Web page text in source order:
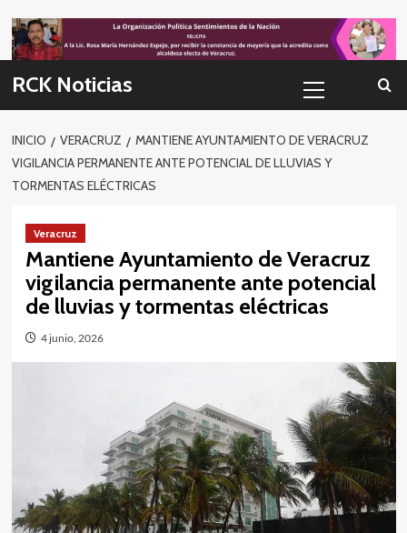
to
content
RCK Noticias
primario
INICIO VERACRUZ
MANTIENE AYUNTAMIENTO DE VERACRUZ
VIGILANCIA PERMANENTE ANTE POTENCIAL DE LLUVIAS Y
TORMENTAS ELÉCTRICAS
Veracruz
Mantiene Ayuntamiento de Veracruz
vigilancia permanente ante potencial
de lluvias y tormentas eléctricas
4 junio, 2026